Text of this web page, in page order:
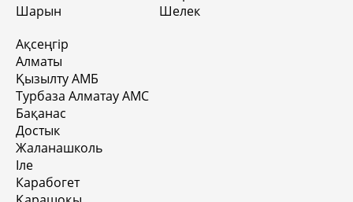
Шарын
Шелек
Ақсеңгір
Алматы
Қызылту АМБ
Турбаза Алматау АМС
Бақанас
Достык
Жаланашколь
Іле
Карабогет